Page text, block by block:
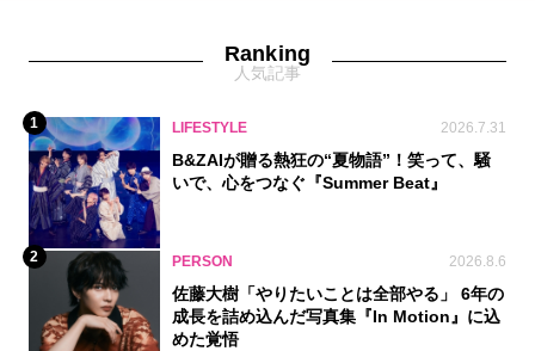
Ranking
人気記事
1 LIFESTYLE 2026.7.31
B&ZAIが贈る熱狂の“夏物語”！笑って、騒
いで、心をつなぐ『Summer Beat』
2 PERSON 2026.8.6
佐藤大樹「やりたいことは全部やる」 6年の
成長を詰め込んだ写真集『In Motion』に込
めた覚悟